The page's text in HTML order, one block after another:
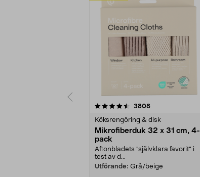
3808recensioner
Köksrengöring & disk
Mikrofiberduk 32 x 31 cm, 4-
pack
Aftonbladets "självklara favorit” i
test av d...
Utförande: Grå/beige
4.0av 5 stjärnor